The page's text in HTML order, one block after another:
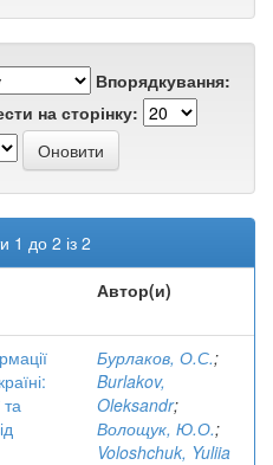
Впорядкування:
на сторінку:
1 до 2 із 2
Автор(и)
та
Бурлаков, О.С.;
Burlakov,
Oleksandr;
Волощук, Ю.О.;
Voloshchuk, Yuliia